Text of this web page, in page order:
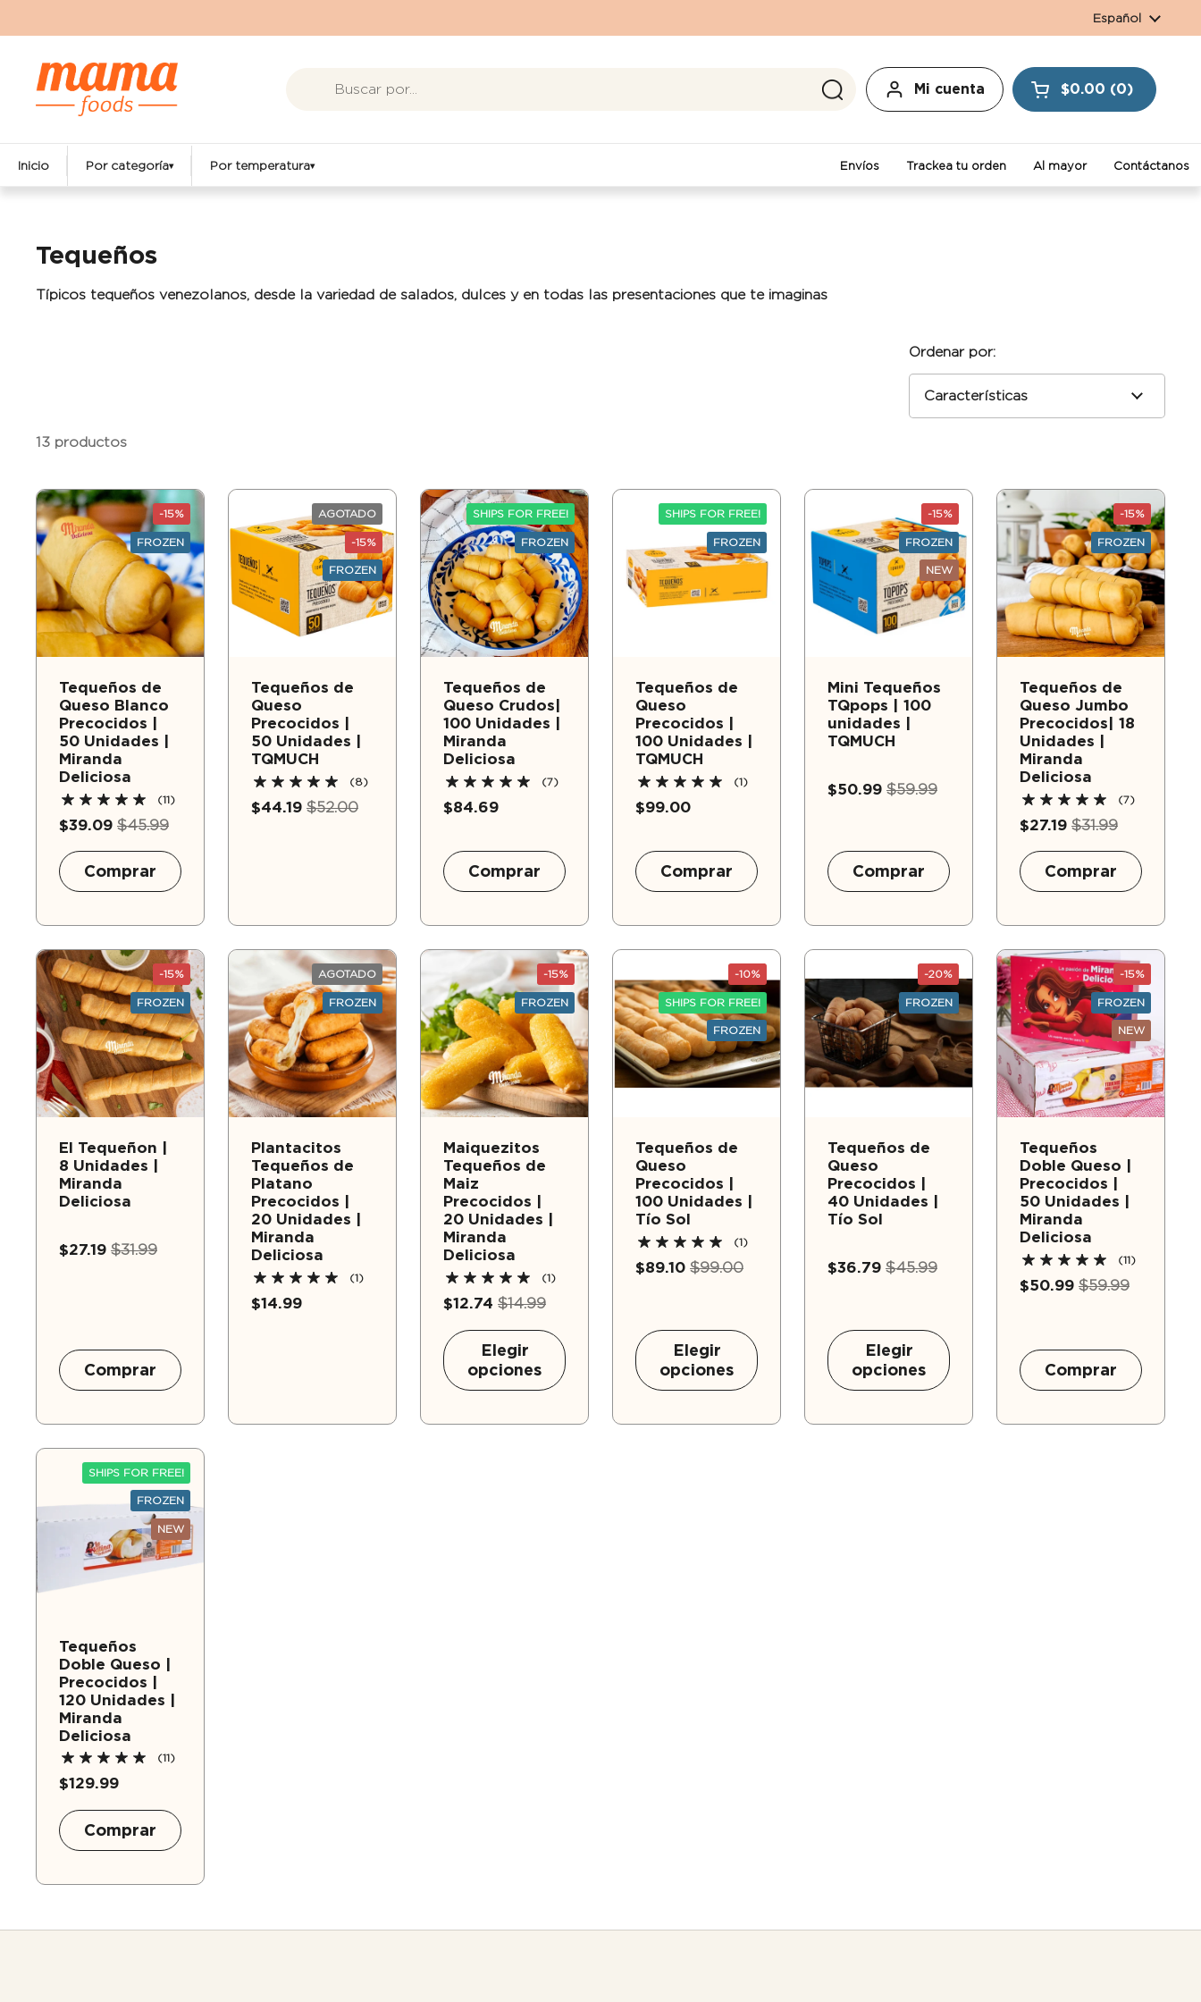
Idioma
Español
Mi cuenta Abrir carrito
$0.00 0
Envíos Trackea tu orden Al mayor Contáctanos
Inicio Por categoría▾ Por temperatura▾
Tequeños
Típicos tequeños venezolanos, desde la variedad de salados, dulces y en todas las presentaciones que te imaginas
Ordenar por:
13 productos
Tequeños de
Queso Blanco
Precocidos |
50 Unidades |
Miranda
Deliciosa
(11)
$39.09 $45.99
Comprar
-15%
FROZEN
Tequeños de
Queso
Precocidos |
50 Unidades |
TQMUCH
(8)
$44.19 $52.00
AGOTADO
-15%
FROZEN
Tequeños de
Queso Crudos|
100 Unidades |
Miranda
Deliciosa
(7)
$84.69
Comprar
SHIPS FOR FREE!
FROZEN
Tequeños de
Queso
Precocidos |
100 Unidades |
TQMUCH
(1)
$99.00
Comprar
SHIPS FOR FREE!
FROZEN
Mini Tequeños
TQpops | 100
unidades |
TQMUCH
$50.99 $59.99
Comprar
-15%
FROZEN
NEW
Tequeños de
Queso Jumbo
Precocidos| 18
Unidades |
Miranda
Deliciosa
(7)
$27.19 $31.99
Comprar
-15%
FROZEN
El Tequeñon |
8 Unidades |
Miranda
Deliciosa
$27.19 $31.99
Comprar
-15%
FROZEN
Plantacitos
Tequeños de
Platano
Precocidos |
20 Unidades |
Miranda
Deliciosa
(1)
$14.99
AGOTADO
FROZEN
Maiquezitos
Tequeños de
Maiz
Precocidos |
20 Unidades |
Miranda
Deliciosa
(1)
$12.74 $14.99
Elegir
opciones
-15%
FROZEN
Tequeños de
Queso
Precocidos |
100 Unidades |
Tío Sol
(1)
$89.10 $99.00
Elegir
opciones
-10%
SHIPS FOR FREE!
FROZEN
Tequeños de
Queso
Precocidos |
40 Unidades |
Tío Sol
$36.79 $45.99
Elegir
opciones
-20%
FROZEN
Tequeños
Doble Queso |
Precocidos |
50 Unidades |
Miranda
Deliciosa
(11)
$50.99 $59.99
Comprar
-15%
FROZEN
NEW
Tequeños
Doble Queso |
Precocidos |
120 Unidades |
Miranda
Deliciosa
(11)
$129.99
Comprar
SHIPS FOR FREE!
FROZEN
NEW